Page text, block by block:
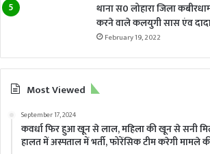
थाना स0 लोहारा जिला
करने वाले कलयुगी सास एंव
February 19, 2022
Most Viewed
September 17, 2024
कवर्धा फिर हुआ खून से लाल, महिला की खून से सनी
हालत में अस्पताल में भर्ती, फोरेंसिक टीम करेगी मामले